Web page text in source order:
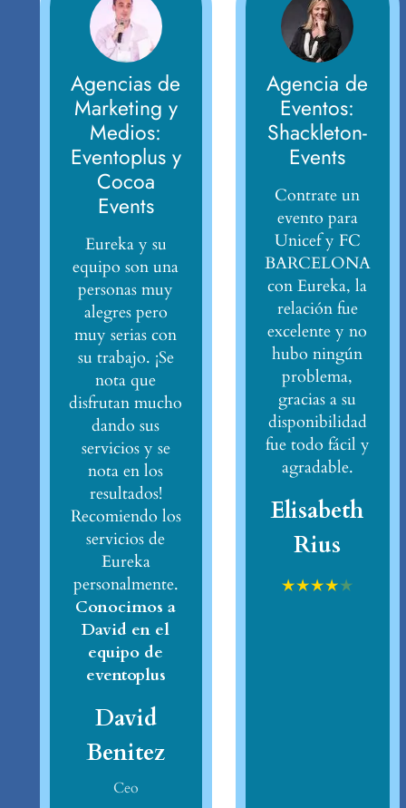
Agencias de
Marketing y
Medios:
Eventoplus y
Cocoa
Events
Eureka y su
equipo son una
personas muy
alegres pero
muy serias con
su trabajo. ¡Se
nota que
disfrutan mucho
dando sus
servicios y se
nota en los
resultados!
Recomiendo los
servicios de
Eureka
personalmente.
Conocimos a
David en el
equipo de
eventoplus
David
Benitez
Ceo
Agencia de
Eventos:
Shackleton-
Events
Contrate un
evento para
Unicef y FC
BARCELONA
con Eureka, la
relación fue
excelente y no
hubo ningún
problema,
gracias a su
disponibilidad
fue todo fácil y
agradable.
Elisabeth
Rius
★★★★★